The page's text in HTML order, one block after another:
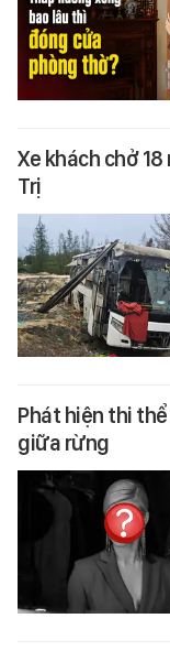
Xe khách chở
Trị
Phát hiện thi
giữa rừng